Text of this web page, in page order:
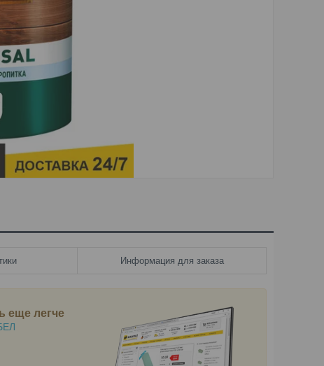
Информация для заказа
еще легче